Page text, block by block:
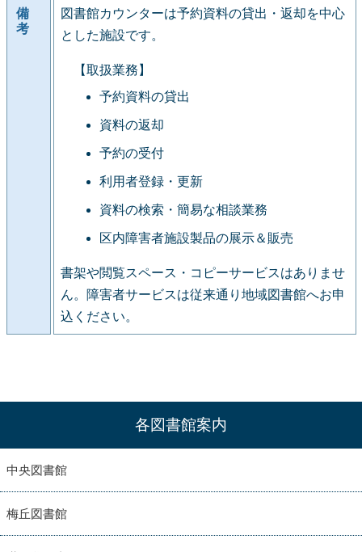
備
考
図書館カウンターは予約資料の貸出・返却を中心
とした施設です。
【取扱業務】
予約資料の貸出
資料の返却
予約の受付
利用者登録・更新
資料の検索・簡易な相談業務
区内障害者施設製品の展示＆販売
書架や閲覧スペース・コピーサービスはありませ
ん。障害者サービスは従来通り地域図書館へお申
込ください。
各図書館案内
中央図書館
梅丘図書館